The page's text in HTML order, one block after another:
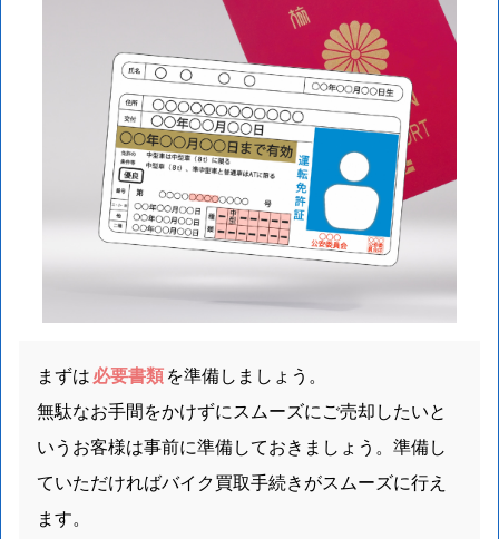
まずは 必要書類 を準備しましょう。
無駄なお手間をかけずにスムーズにご売却したいと
いうお客様は事前に準備しておきましょう。準備し
ていただければバイク買取手続きがスムーズに行え
ます。